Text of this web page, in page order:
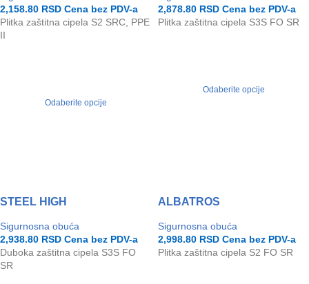
2,158.80 RSD Cena bez PDV-a
Plitka zaštitna cipela S2 SRC, PPE
II
Odaberite opcije
2,878.80 RSD Cena bez PDV-a
Plitka zaštitna cipela S3S FO SR
Odaberite opcije
STEEL HIGH
Sigurnosna obuća
2,938.80 RSD Cena bez PDV-a
Duboka zaštitna cipela S3S FO
SR
ALBATROS
Sigurnosna obuća
2,998.80 RSD Cena bez PDV-a
Plitka zaštitna cipela S2 FO SR